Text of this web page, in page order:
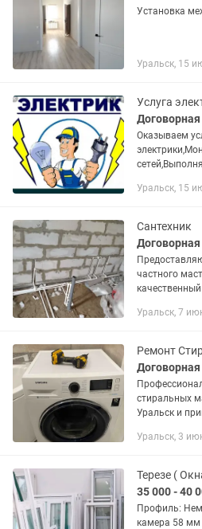
Установка
Уральск, 15
Услуга
Договорная
Оказываем
Уральск, 15
Сантехник
Договорная
частного
труб и...
Уральск, 7
Ремонт
Договорная
стиральных
Уральск и
модуля
Уральск, 3
35 000 - 40
Профиль: Немецкий профиль -- функе 3
камера 58 мм Немецкий профиль --